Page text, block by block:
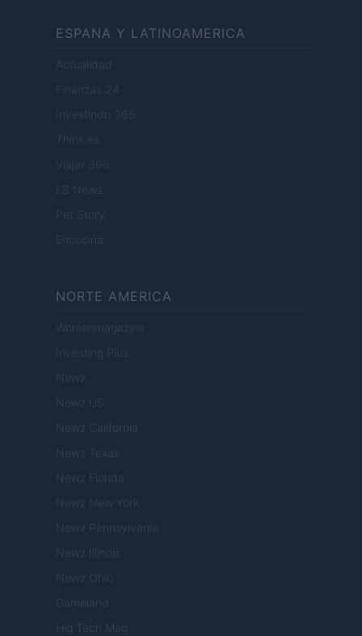
ESPANA Y LATINOAMERICA
Actualidad
Finanzas 24
Investindo 365
Think.es
Viajar 365
ES Newz
Pet Story
Encocina
NORTE AMERICA
Womanmagazine
Investing Plus
Newz
Newz US
Newz California
Newz Texas
Newz Florida
Newz New York
Newz Pennsylvania
Newz Illinois
Newz Ohio
Gameland
Hig Tech Mag